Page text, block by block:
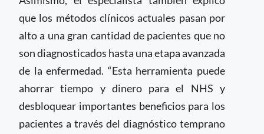
que los métodos clínicos actuales pasan por
alto a una gran cantidad de pacientes que no
son diagnosticados hasta una etapa avanzada
de la enfermedad. “Esta herramienta puede
ahorrar tiempo y dinero para el NHS y
desbloquear importantes beneficios para los
pacientes a través del diagnóstico temprano